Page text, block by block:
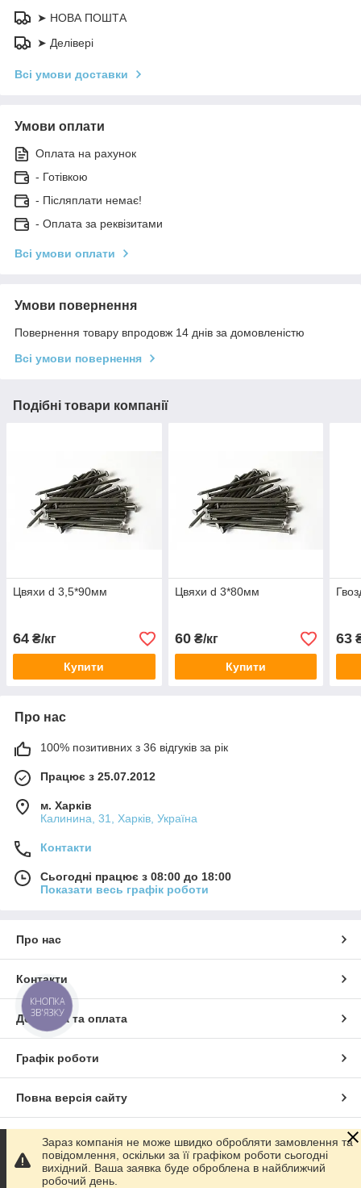
➤ НОВА ПОШТА
➤ Делівері
Всі умови доставки
Умови оплати
Оплата на рахунок
- Готівкою
- Післяплати немає!
- Оплата за реквізитами
Всі умови оплати
Умови повернення
Повернення товару впродовж 14 днів за домовленістю
Всі умови повернення
Подібні товари компанії
Цвяхи d 3,5*90мм
64 ₴/кг
Купити
Цвяхи d 3*80мм
60₴/кг
Купити
63
Про нас
100% позитивних з 36 відгуків за рік
Працює з 25.07.2012
м. Харків
Калинина, 31, Харків, Україна
Контакти
Сьогодні працює з 08:00 до 18:00
Показати весь графік роботи
Про нас
Контакти
Доставка та оплата
Графік роботи
Повна версія сайту
Сайт створено на маркетплейсіProm.ua
Політика конфіденційності
Зараз компанія не може швидко обробляти замовлення та
повідомлення, оскільки за її графіком роботи сьогодні
вихідний. Ваша заявка буде оброблена в найближчий
робочий день.
КНОПКА
ЗВ'ЯЗКУ